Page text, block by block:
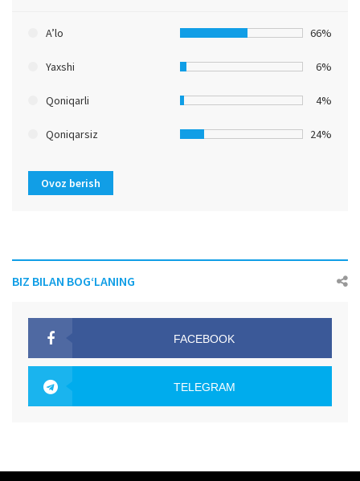
A’lo 66%
Yaxshi 6%
Qoniqarli 4%
Qoniqarsiz 24%
Ovoz berish
BIZ BILAN BOG‘LANING
FACEBOOK
TELEGRAM